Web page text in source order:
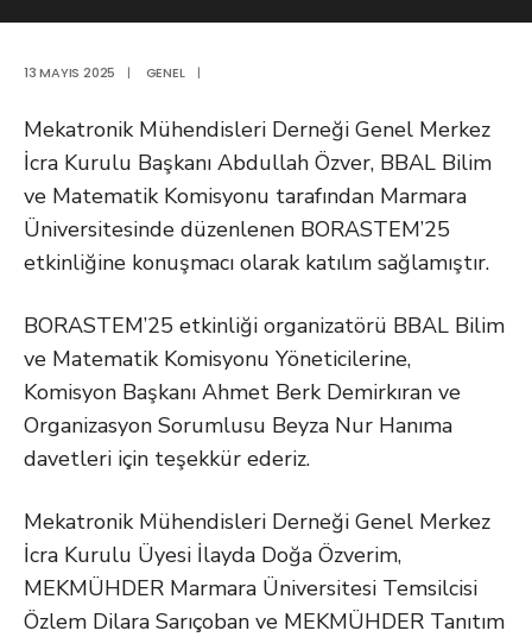
13 MAYIS 2025 | GENEL |
Mekatronik Mühendisleri Derneği Genel Merkez
İcra Kurulu Başkanı Abdullah Özver, BBAL Bilim
ve Matematik Komisyonu tarafından Marmara
Üniversitesinde düzenlenen BORASTEM’25
etkinliğine konuşmacı olarak katılım sağlamıştır.
BORASTEM’25 etkinliği organizatörü BBAL Bilim
ve Matematik Komisyonu Yöneticilerine,
Komisyon Başkanı Ahmet Berk Demirkıran ve
Organizasyon Sorumlusu Beyza Nur Hanıma
davetleri için teşekkür ederiz.
Mekatronik Mühendisleri Derneği Genel Merkez
İcra Kurulu Üyesi İlayda Doğa Özverim,
MEKMÜHDER Marmara Üniversitesi Temsilcisi
Özlem Dilara Sarıçoban ve MEKMÜHDER Tanıtım